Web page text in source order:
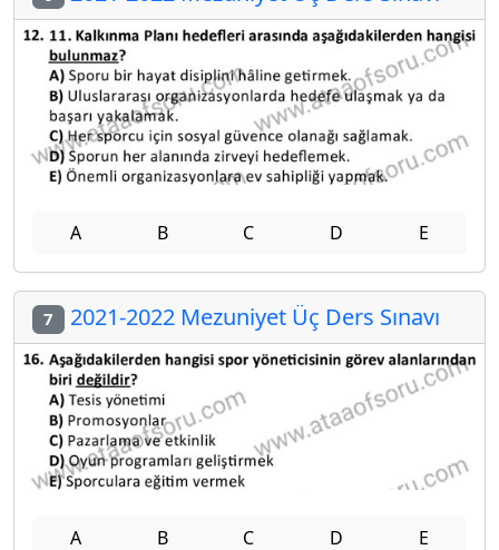
A B C D E
7 2021-2022 Mezuniyet Üç Ders Sınavı
A B C D E